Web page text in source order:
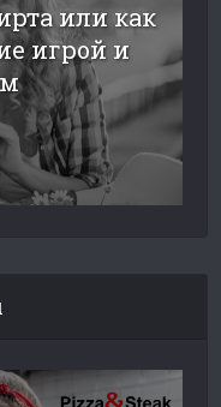
или как
игрой и